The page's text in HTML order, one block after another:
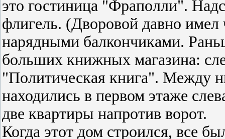
это гостиница "Фраполли".
флигель. (Дворовой давно
нарядными балкончиками.
больших книжных магазина:
"Политическая книга". Между
находились в первом этаже
две квартиры напротив ворот.
Когда этот дом строился, все